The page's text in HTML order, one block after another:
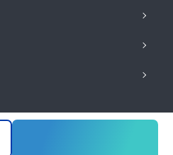
ートサイト
KAWARA CO,
Reserved.